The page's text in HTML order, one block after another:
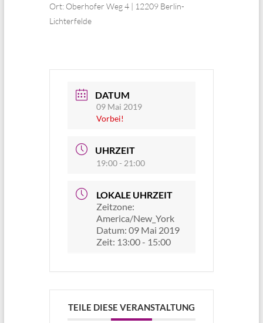
Ort: Oberhofer Weg 4 | 12209 Berlin-
Lichterfelde
DATUM
09 Mai 2019
Vorbei!
UHRZEIT
19:00 - 21:00
LOKALE UHRZEIT
Zeitzone:
America/New_York
Datum: 09 Mai 2019
Zeit: 13:00 - 15:00
TEILE DIESE VERANSTALTUNG